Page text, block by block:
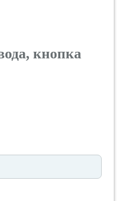
кнопка